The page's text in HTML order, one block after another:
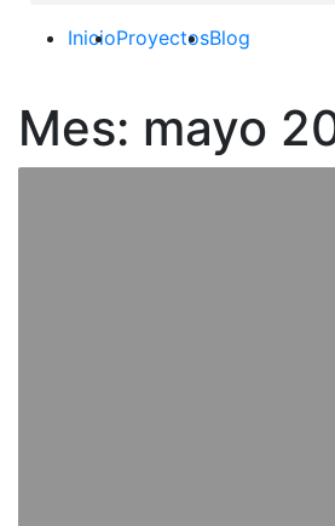
InicioProyectosBlog
Mes: mayo